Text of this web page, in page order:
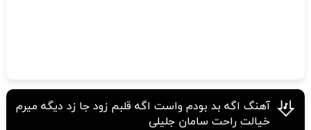
آهنگ اگه بد بودم واست اگه قلبم زود جا زد دیگه میرم
خیالت راحت سامان جلیلی